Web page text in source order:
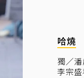
哈燒
獨／
李宗